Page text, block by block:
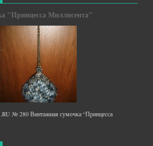
"Принцесса Миллисента"
№ 280 Винтажная сумочка “Принцесса